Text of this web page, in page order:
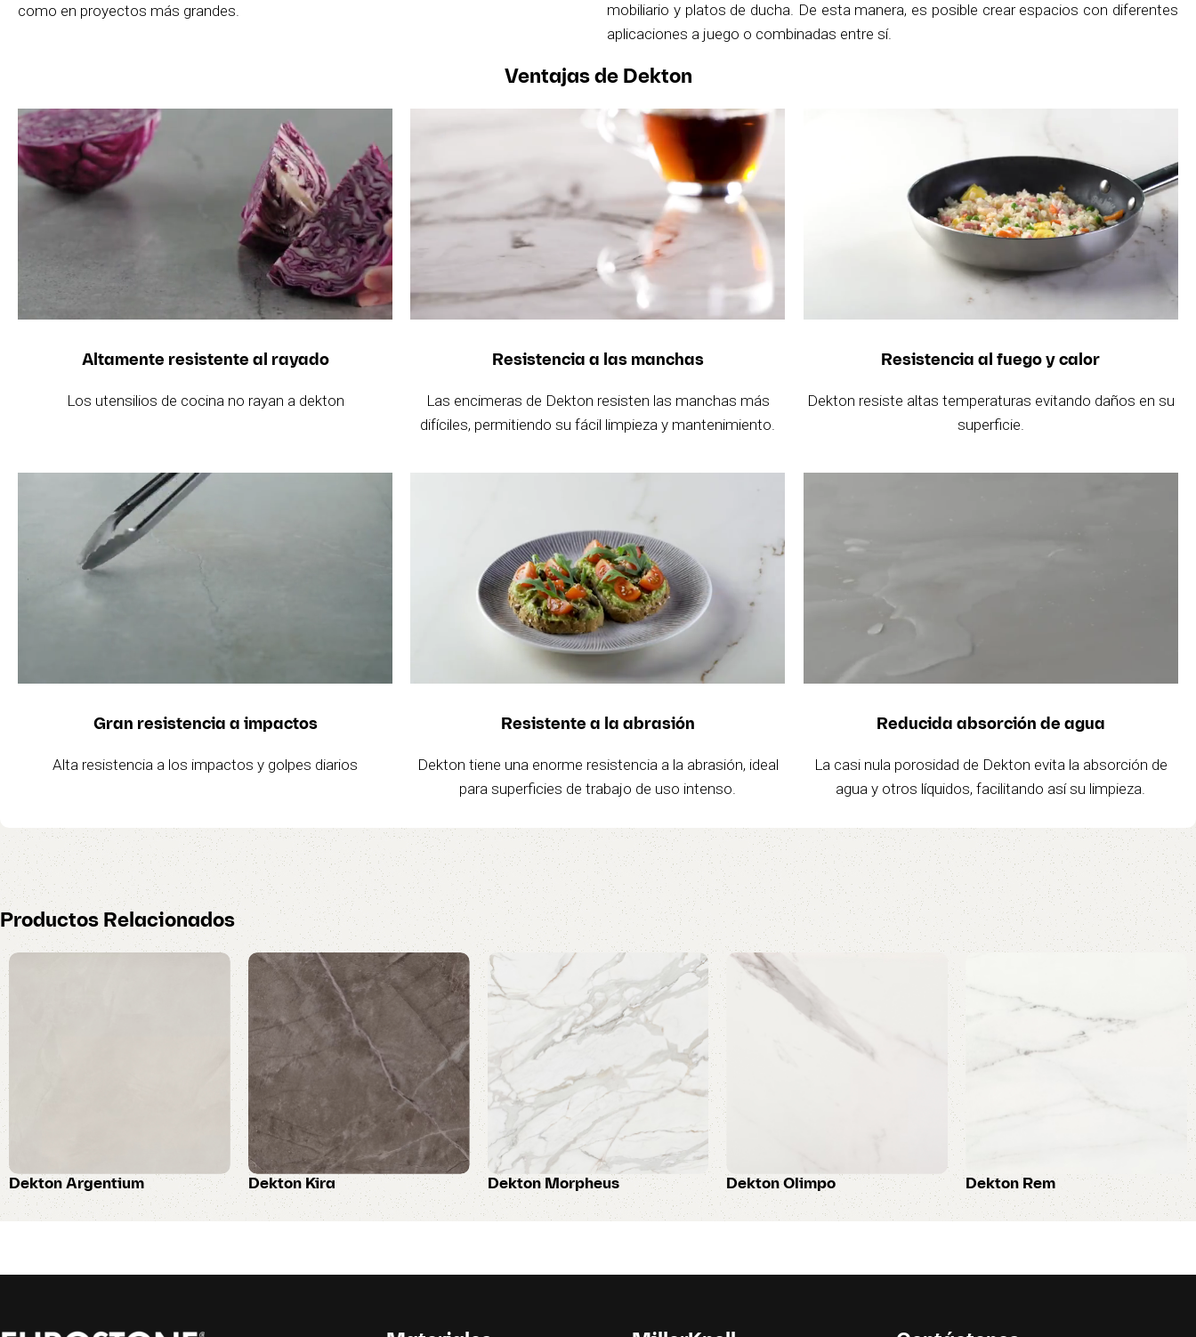
como en proyectos más grandes.
mobiliario y platos de ducha. De esta manera, es posible crear espacios con diferentes
aplicaciones a juego o combinadas entre sí.
Ventajas de Dekton
Altamente resistente al rayado
Los utensilios de cocina no rayan a dekton
Resistencia a las manchas
Las encimeras de Dekton resisten las manchas más
difíciles, permitiendo su fácil limpieza y mantenimiento.
Resistencia al fuego y calor
Dekton resiste altas temperaturas evitando daños en su
superficie.
Gran resistencia a impactos
Alta resistencia a los impactos y golpes diarios
Resistente a la abrasión
Dekton tiene una enorme resistencia a la abrasión, ideal
para superficies de trabajo de uso intenso.
Reducida absorción de agua
La casi nula porosidad de Dekton evita la absorción de
agua y otros líquidos, facilitando así su limpieza.
Productos Relacionados
Dekton Argentium
Dekton
Dekton Kira
Dekton
Dekton Morpheus
Dekton
Dekton Olimpo
Dekton
Dekton Rem
Dekton